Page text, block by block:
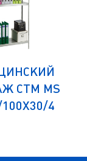
СТМ MS
4